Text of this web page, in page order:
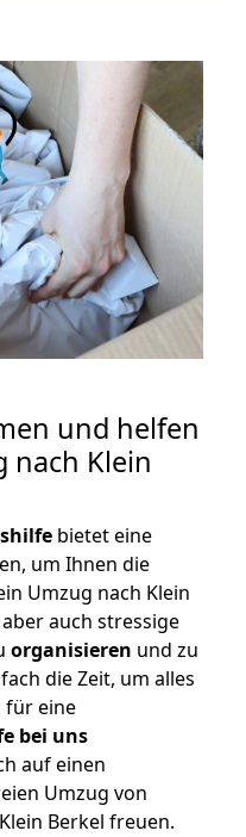
und helfen
nach Klein
bietet eine
um Ihnen die
Umzug nach Klein
auch stressige
organisieren und zu
die Zeit, um alles
für eine
bei uns
auf einen
Umzug von
Berkel freuen.